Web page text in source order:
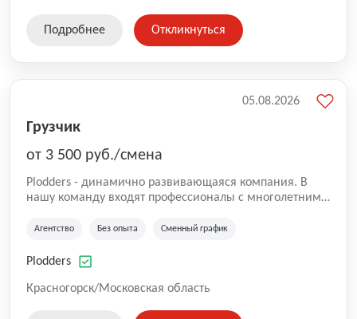
Подробнее Откликнуться
Грузчик
от 3 500 руб./смена
Plodders - динамично развивающаяся компания. В
нашу команду входят профессионалы с многолетним
на рынке аутсорсинга, а накопленный опыт позволяют
оказываемых услуг.
Агентство Без опыта Сменный график
Plodders
Красногорск/Московская область
05.08.2026